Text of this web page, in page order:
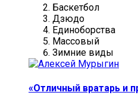
Баскетбол
Дзюдо
Единоборства
Массовый
Зимние виды
«Отличный вратарь и